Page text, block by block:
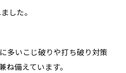
した。
多いこじ破りや打ち破り対策
ね備えています。